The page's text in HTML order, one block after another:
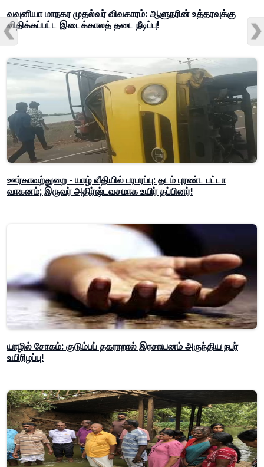
வவுனியா மாநகர முதல்வர் விவகாரம்: ஆளுநரின் உத்தரவுக்கு
விதிக்கப்பட்ட இடைக்காலத் தடை நீடிப்பு!
ஊர்காவற்துறை - யாழ் வீதியில் பரபரப்பு: தடம் புரண்ட பட்டா
வாகனம்; இருவர் அதிர்ஷ்டவசமாக உயிர் தப்பினர்!
யாழில் சோகம்: குடும்பப் தகராறால் இரசாயனம் அருந்திய நபர்
உயிரிழப்பு!